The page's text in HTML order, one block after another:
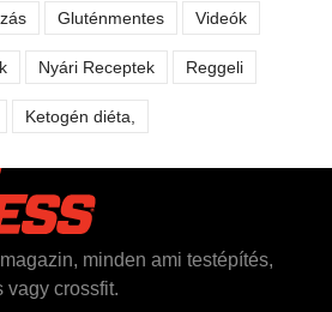
Gluténmentes Videók
Nyári Receptek Reggeli
Ketogén diéta,
minden ami testépítés,
vagy crossfit.